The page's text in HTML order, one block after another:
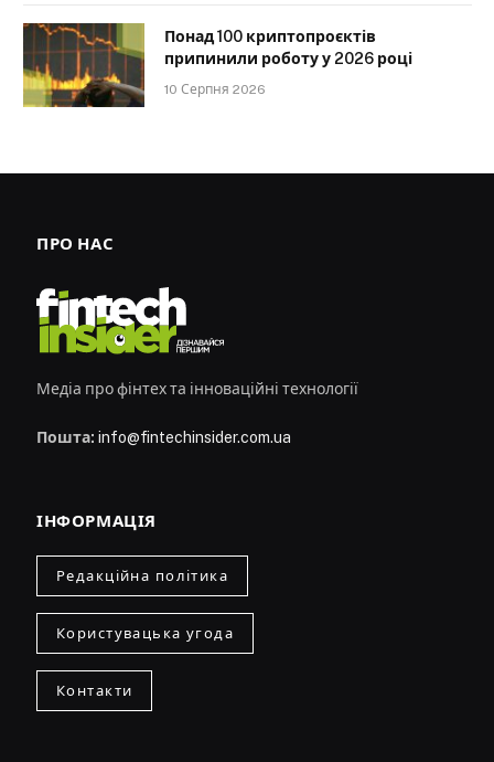
Понад 100 криптопроєктів
припинили роботу у 2026 році
10 Серпня 2026
ПРО НАС
Медіа про фінтех та інноваційні технології
Пошта: info@fintechinsider.com.ua
ІНФОРМАЦІЯ
Редакційна політика
Користувацька угода
Контакти